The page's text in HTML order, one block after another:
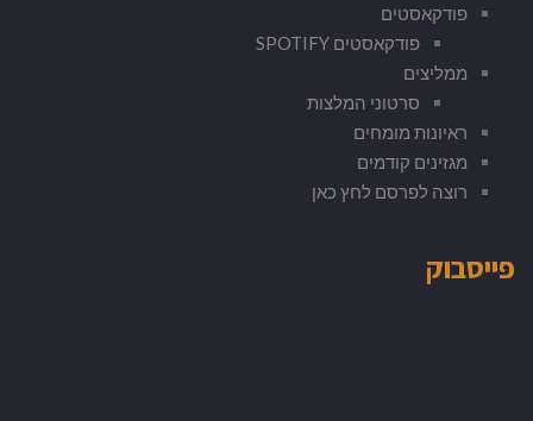
פודקאסטים
פודקאסטים SPOTIFY
ממליצים
סרטוני המלצות
ראיונות מומחים
מגזינים קודמים
רוצה לפרסם לחץ כאן
פייסבוק